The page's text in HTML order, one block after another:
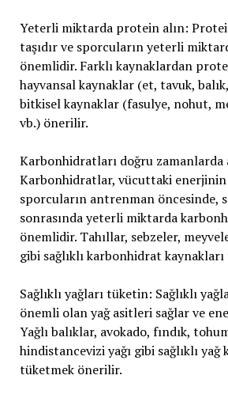
Yeterli miktarda protein alın:
taşıdır ve sporcuların yeterli
önemlidir. Farklı kaynaklardan
hayvansal kaynaklar (et, tavuk,
bitkisel kaynaklar (fasulye, nohut,
vb.) önerilir.
Karbonhidratları doğru zamanlarda
Karbonhidratlar, vücuttaki enerjinin
sporcuların antrenman öncesinde,
sonrasında yeterli miktarda
önemlidir. Tahıllar, sebzeler,
gibi sağlıklı karbonhidrat
Sağlıklı yağları tüketin: Sağlıklı
önemli olan yağ asitleri sağlar ve
Yağlı balıklar, avokado, fındık,
hindistancevizi yağı gibi sağlıklı yağ
tüketmek önerilir.